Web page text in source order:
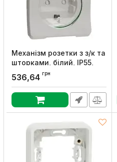
Механізм розетки з з/к та
шторками, білий, IP55,
Schneider Electric
Артикул:
536,64 грн